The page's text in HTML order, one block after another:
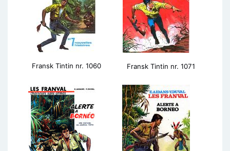
Fransk Tintin nr. 1060 Fransk Tintin nr. 1071